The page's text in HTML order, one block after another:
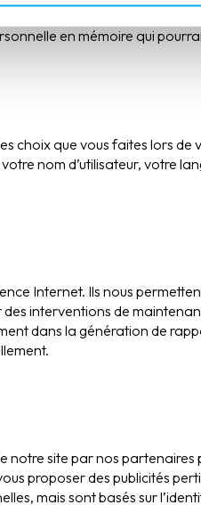
en mémoire qui
choix que vous faites lors
nom d’utilisateur, votre
Internet. Ils nous
interventions de
dans la génération de
notre site par nos partenaires
proposer des publicités
mais sont basés sur